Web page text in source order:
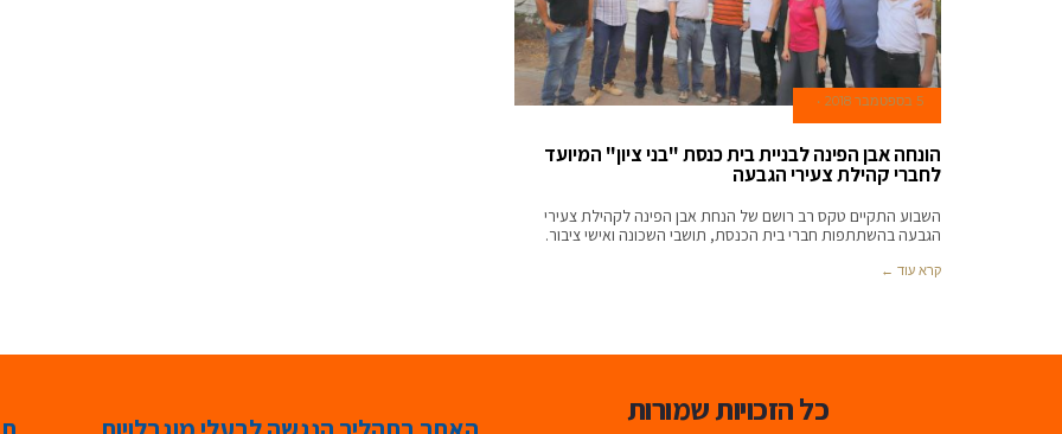
5 בספטמבר 2018
הונחה אבן הפינה לבניית בית כנסת "בני ציון" המיועד
לחברי קהילת צעירי הגבעה
השבוע התקיים טקס רב רושם של הנחת אבן הפינה לקהילת צעירי
הגבעה בהשתתפות חברי בית הכנסת, תושבי השכונה ואישי ציבור.
קרא עוד ←
כל הזכויות שמורות